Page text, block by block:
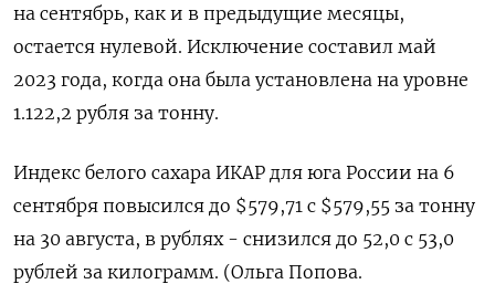
на сентябрь, как и в предыдущие месяцы,
остается нулевой. Исключение составил май
2023 года, когда она была установлена на уровне
1.122,2 рубля за тонну.
Индекс белого сахара ИКАР для юга России на 6
сентября повысился до $579,71 с $579,55 за тонну
на 30 августа, в рублях - снизился до 52,0 с 53,0
рублей за килограмм. (Ольга Попова.